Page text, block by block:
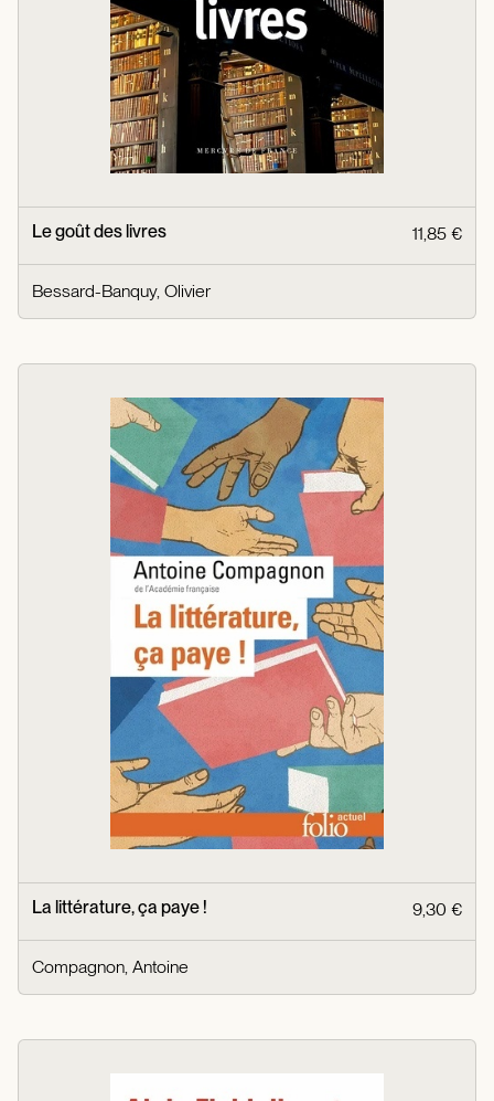
Le goût des livres 11,85 €
Bessard-Banquy, Olivier
La littérature, ça paye ! 9,30 €
Compagnon, Antoine